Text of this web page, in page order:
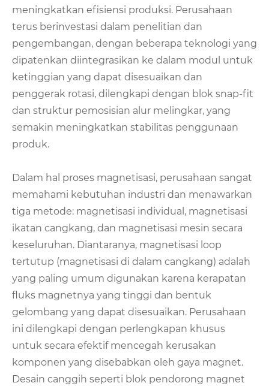
meningkatkan efisiensi produksi. Perusahaan
terus berinvestasi dalam penelitian dan
pengembangan, dengan beberapa teknologi yang
dipatenkan diintegrasikan ke dalam modul untuk
ketinggian yang dapat disesuaikan dan
penggerak rotasi, dilengkapi dengan blok snap-fit ​​
dan struktur pemosisian alur melingkar, yang
semakin meningkatkan stabilitas penggunaan
produk.
Dalam hal proses magnetisasi, perusahaan sangat
memahami kebutuhan industri dan menawarkan
tiga metode: magnetisasi individual, magnetisasi
ikatan cangkang, dan magnetisasi mesin secara
keseluruhan. Diantaranya, magnetisasi loop
tertutup (magnetisasi di dalam cangkang) adalah
yang paling umum digunakan karena kerapatan
fluks magnetnya yang tinggi dan bentuk
gelombang yang dapat disesuaikan. Perusahaan
ini dilengkapi dengan perlengkapan khusus
untuk secara efektif mencegah kerusakan
komponen yang disebabkan oleh gaya magnet.
Desain canggih seperti blok pendorong magnet